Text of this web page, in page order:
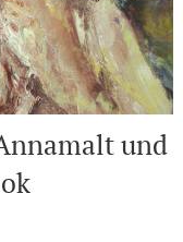
und